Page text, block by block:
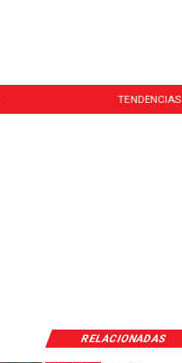
TENDENCIAS
RELACIONADAS